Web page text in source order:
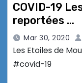
COVID-19
reportées …
Mar 30, 2020
Les Etoiles de
#covid-